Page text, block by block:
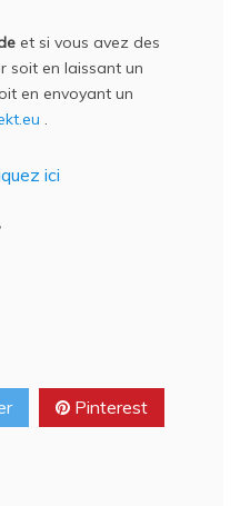
et si vous avez des
soit en laissant un
en envoyant un
.
ici
Pinterest